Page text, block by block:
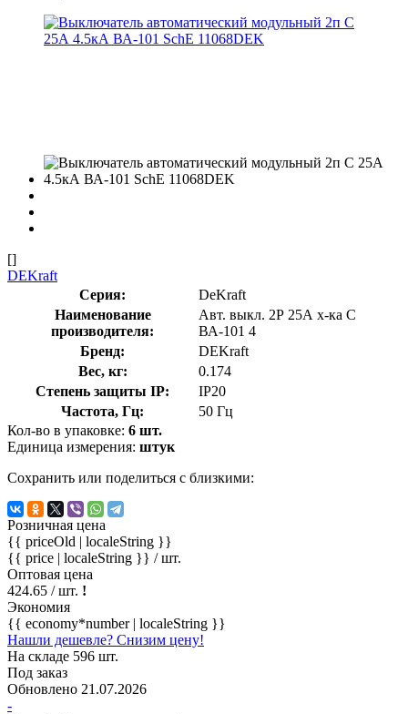
[]
DEKraft
Серия:
DeKraft
Наименование
производителя:
Авт. выкл. 2Р 25А х-ка C
ВА-101 4
Бренд:
DEKraft
Вес, кг:
0.174
Степень защиты IP:
IP20
Частота, Гц:
50 Гц
Кол-во в упаковке: 6 шт.
Единица измерения: штук
Сохранить или поделиться с близкими:
Розничная цена
{{ priceOld | localeString }}
{{ price | localeString }} / шт.
Оптовая цена
424.65 / шт. !
Экономия
{{ economy*number | localeString }}
Нашли дешевле? Снизим цену!
На складе 596 шт.
Под заказ
Обновлено 21.07.2026
-